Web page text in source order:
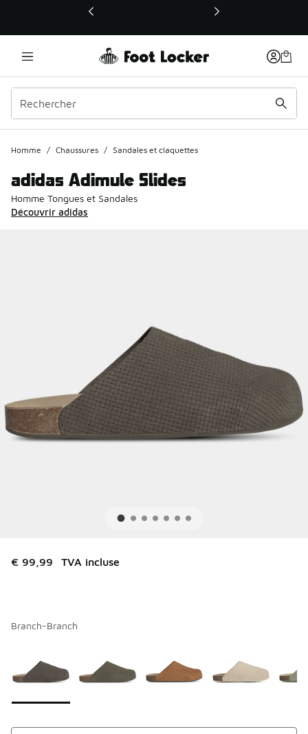
Ce lien ouvrira une nouvelle fenêtre
Homme / Chaussures / Sandales et claquettes
adidas Adimule Slides
Homme Tongues et Sandales
Découvrir adidas
€ 99,99 TVA incluse
Branch-Branch